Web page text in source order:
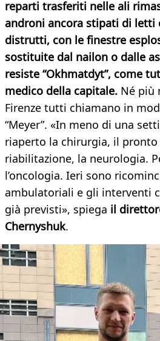
reparti trasferiti nelle ali
androni ancora stipati di letti
distrutti, con le finestre
sostituite dal nailon o dalle
resiste “Okhmatdyt”, come
medico della capitale. Né più
Firenze tutti chiamano in
“Meyer”. «In meno di una
riaperto la chirurgia, il pronto
riabilitazione, la neurologia.
l’oncologia. Ieri sono
ambulatoriali e gli interventi
già previsti», spiega il
Chernyshuk.